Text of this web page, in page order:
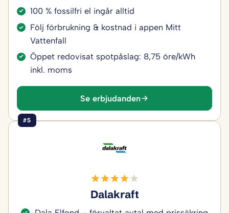
100 % fossilfri el ingår alltid
Följ förbrukning & kostnad i appen Mitt
Vattenfall
Öppet redovisat spotpåslag: 8,75 öre/kWh
inkl. moms
Se erbjudanden
#5
Dalakraft